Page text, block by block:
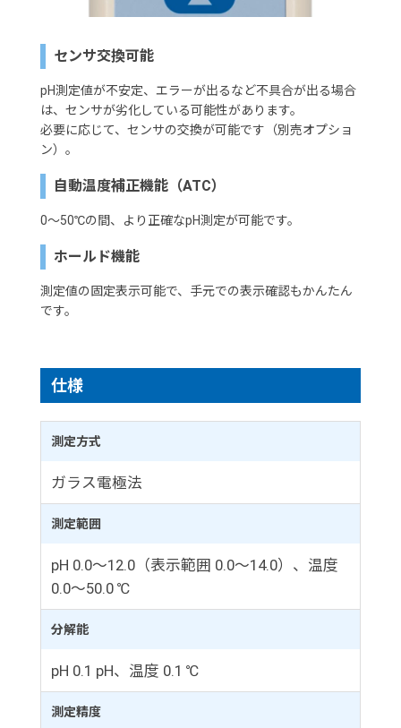
センサ交換可能
pH測定値が不安定、エラーが出るなど不具合が出る場合
は、センサが劣化している可能性があります。
必要に応じて、センサの交換が可能です（別売オプショ
ン）。
自動温度補正機能（ATC）
0～50℃の間、より正確なpH測定が可能です。
ホールド機能
測定値の固定表示可能で、手元での表示確認もかんたん
です。
仕様
測定方式
ガラス電極法
測定範囲
pH 0.0～12.0（表示範囲 0.0～14.0）、温度
0.0～50.0 ℃
分解能
pH 0.1 pH、温度 0.1 ℃
測定精度